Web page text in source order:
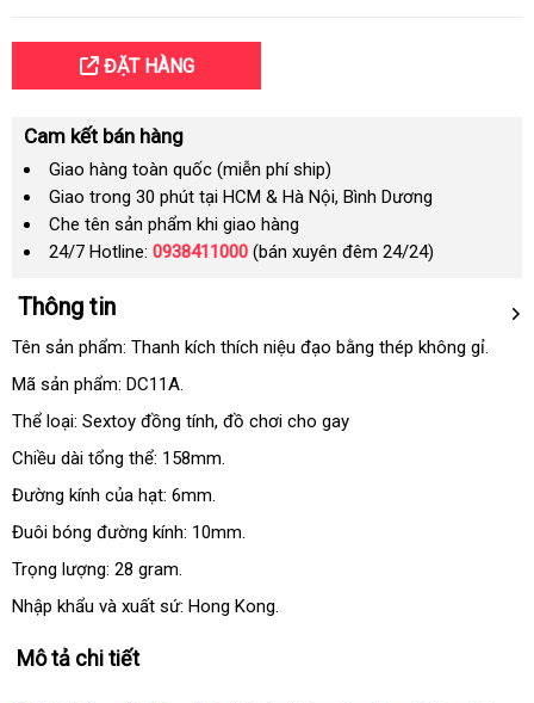
ĐẶT HÀNG
Cam kết bán hàng
Giao hàng toàn quốc (miễn phí ship)
Giao trong 30 phút tại HCM & Hà Nội, Bình Dương
Che tên sản phẩm khi giao hàng
24/7 Hotline: 0938411000 (bán xuyên đêm 24/24)
Thông tin
Tên sản phẩm: Thanh kích thích niệu đạo bằng thép không gỉ.
Mã sản phẩm: DC11A.
Thể loại: Sextoy đồng tính, đồ chơi cho gay
Chiều dài tổng thể: 158mm.
Đường kính đẹp
của hạt: 6mm.
Đuôi bóng đường kính: 10mm.
Trọng lượng: 28 gram.
Nhập khẩu nước
và xuất sứ: Hong Kong.
Mô tả chi tiết